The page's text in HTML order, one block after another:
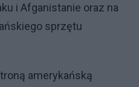
i Afganistanie oraz na
sprzętu
amerykańską